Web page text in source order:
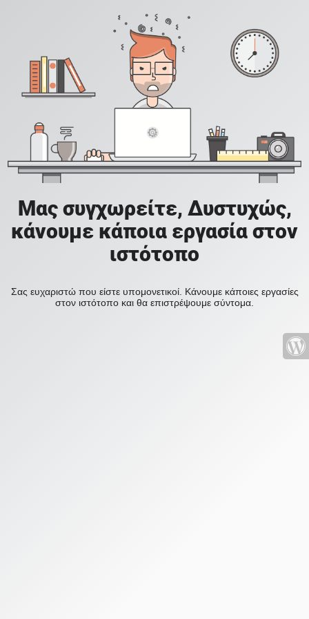
Μας συγχωρείτε, Δυστυχώς,
κάνουμε κάποια εργασία στον
ιστότοπο
Σας ευχαριστώ που είστε υπομονετικοί. Κάνουμε κάποιες εργασίες
στον ιστότοπο και θα επιστρέψουμε σύντομα.